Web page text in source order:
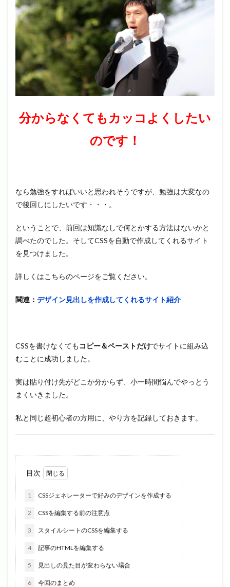
分からなくてもカッコよくしたい
のです！
なら勉強をすればいいと思われそうですが、勉強は大変なの
で後回しにしたいです・・・。
ということで、前回は知識なしで何とかする方法はないかと
調べたのでした。そしてCSSを自動で作成してくれるサイト
を見つけました。
詳しくはこちらのページをご覧ください。
関連： デザイン見出しを作成してくれるサイト紹介
CSSを書けなくても コピー＆ペーストだけでサイトに組み込
むことに成功しました。
実は貼り付け先がどこか分からず、小一時間悩んでやっとう
まくいきました。
私と同じ超初心者の方用に、やり方を記録しておきます。
目次
1 CSSジェネレーターで好みのデザインを作成する
2 CSSを編集する前の注意点
3 スタイルシートのCSSを編集する
4 記事のHTMLを編集する
5 見出しの見た目が変わらない場合
6 今回のまとめ